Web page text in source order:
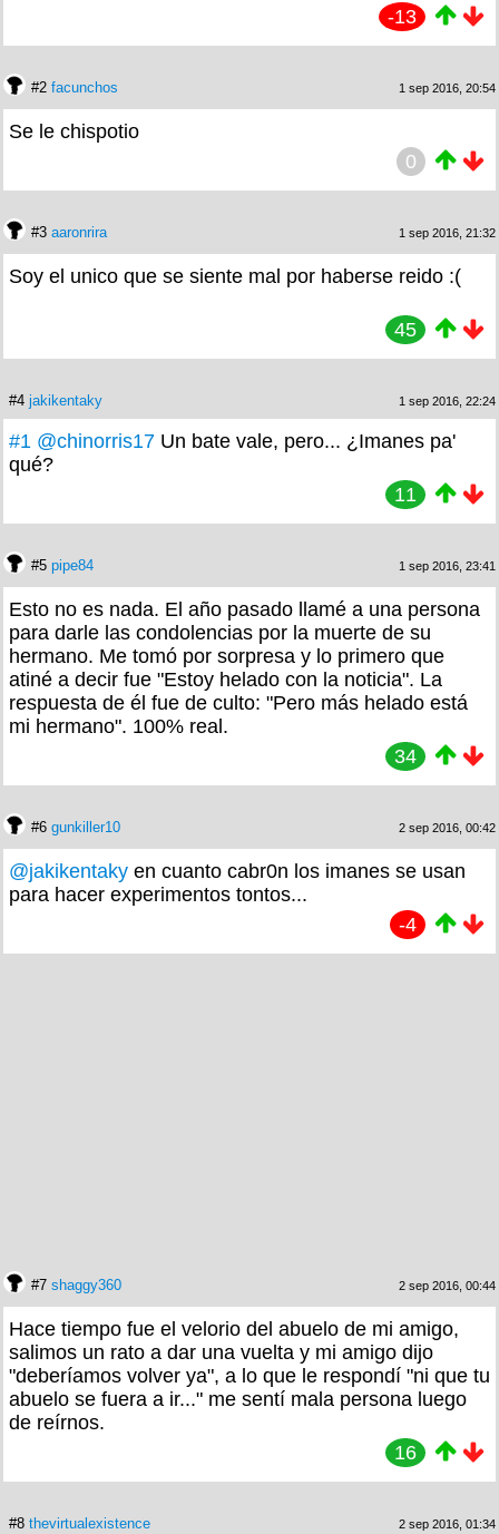
-13
#2 facunchos 1 sep 2016, 20:54
Se le chispotio
0
#3 aaronrira 1 sep 2016, 21:32
Soy el unico que se siente mal por haberse reido :(
45
#4 jakikentaky 1 sep 2016, 22:24
#1 @chinorris17 Un bate vale, pero... ¿Imanes pa'
qué?
11
#5 pipe84 1 sep 2016, 23:41
Esto no es nada. El año pasado llamé a una persona
para darle las condolencias por la muerte de su
hermano. Me tomó por sorpresa y lo primero que
atiné a decir fue "Estoy helado con la noticia". La
respuesta de él fue de culto: "Pero más helado está
mi hermano". 100% real.
34
#6 gunkiller10 2 sep 2016, 00:42
@jakikentaky en cuanto cabr0n los imanes se usan
para hacer experimentos tontos...
-4
#7 shaggy360 2 sep 2016, 00:44
Hace tiempo fue el velorio del abuelo de mi amigo,
salimos un rato a dar una vuelta y mi amigo dijo
"deberíamos volver ya", a lo que le respondí "ni que tu
abuelo se fuera a ir..." me sentí mala persona luego
de reírnos.
16
#8 thevirtualexistence 2 sep 2016, 01:34